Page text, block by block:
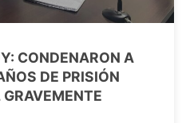
CONDENARON A
DE PRISIÓN